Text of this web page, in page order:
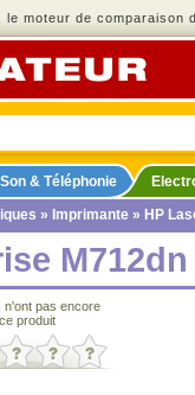
le moteur de comparaison
& Téléphonie
» Imprimante » HP
M712dn
n'ont pas encore
produit